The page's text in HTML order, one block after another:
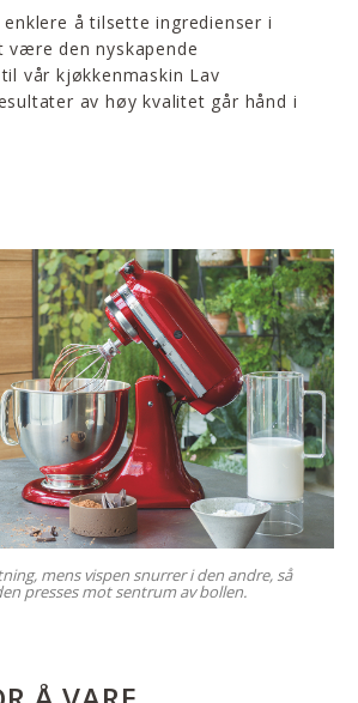
å tilsette ingredienser i
være den nyskapende
vår kjøkkenmaskin Lav
av høy kvalitet går hånd i
mens vispen snurrer i den andre, så
presses mot sentrum av bollen.